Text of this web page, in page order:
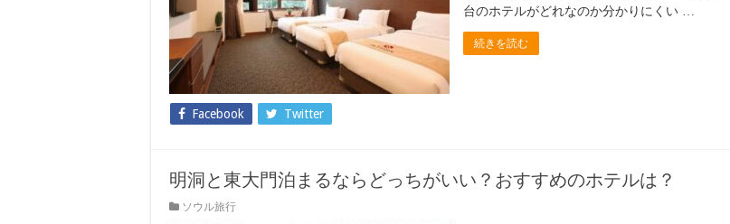
台のホテルがどれなのか分かりにくい …
続きを読む
Facebook Twitter
明洞と東大門泊まるならどっちがいい？おすすめのホテルは？
ソウル旅行